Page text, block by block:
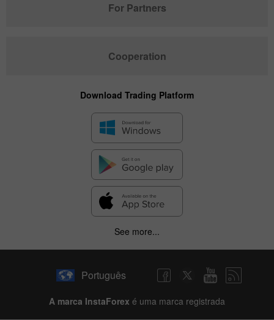
For Partners
Cooperation
Download Trading Platform
See more...
Português
A marca InstaForex é uma marca registrada